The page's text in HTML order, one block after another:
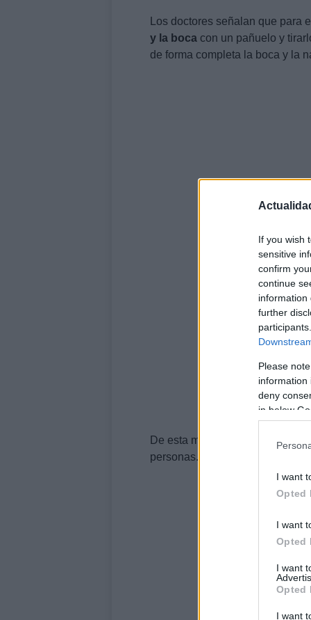
If you wish
sensitive
confirm
continue
information
further
Please
information
deny
in below
I want
Opted
I want
Opted
I want
Opted
I want
Los doctores señalan que para
y la boca con un pañuelo y
de forma completa la boca y la
De esta manera, no se pasan
personas.